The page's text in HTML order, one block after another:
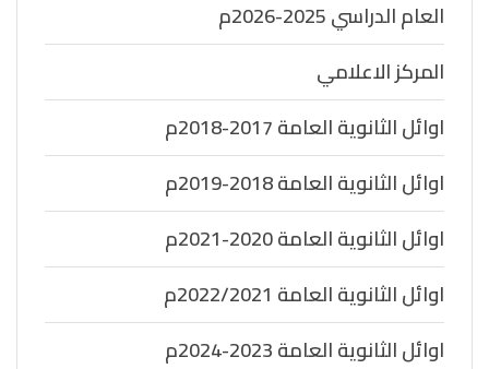
العام الدراسي 2025-2026م
المركز الاعلامي
اوائل الثانوية العامة 2017-2018م
اوائل الثانوية العامة 2018-2019م
اوائل الثانوية العامة 2020-2021م
اوائل الثانوية العامة 2022/2021م
اوائل الثانوية العامة 2023-2024م